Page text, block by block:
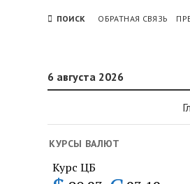
ПОИСК ОБРАТНАЯ СВЯЗЬ
6 августа 2026
КУРСЫ ВАЛЮТ
Курс ЦБ